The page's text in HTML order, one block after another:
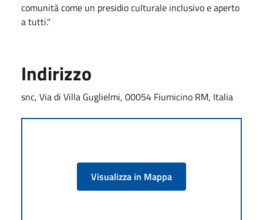
comunità come un presidio culturale inclusivo e aperto
a tutti."
Indirizzo
snc, Via di Villa Guglielmi, 00054 Fiumicino RM, Italia
Visualizza in Mappa